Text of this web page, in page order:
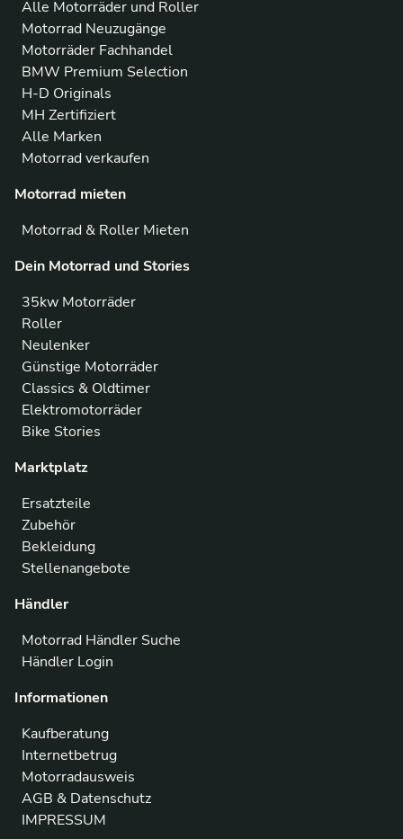
Alle Motorräder und Roller
Motorrad Neuzugänge
Motorräder Fachhandel
BMW Premium Selection
H-D Originals
MH Zertifiziert
Alle Marken
Motorrad verkaufen
Motorrad mieten
Motorrad & Roller Mieten
Dein Motorrad und Stories
35kw Motorräder
Roller
Neulenker
Günstige Motorräder
Classics & Oldtimer
Elektromotorräder
Bike Stories
Marktplatz
Ersatzteile
Zubehör
Bekleidung
Stellenangebote
Händler
Motorrad Händler Suche
Händler Login
Informationen
Kaufberatung
Internetbetrug
Motorradausweis
AGB & Datenschutz
IMPRESSUM